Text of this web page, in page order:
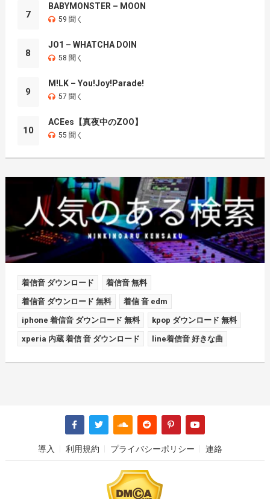
7
BABYMONSTER – MOON
59 聞く
8
JO1 – WHATCHA DOIN
58 聞く
9
M!LK – You!Joy!Parade!
57 聞く
10
ACEes【真夜中のZOO】
55 聞く
着信音 ダウンロード 着信音 無料
着信音 ダウンロード 無料 着信 音 edm
iphone 着信音 ダウンロード 無料 kpop ダウンロード 無料
xperia 内蔵 着信 音 ダウンロード line着信音 好きな曲
導入 利用規約 プライバシーポリシー 連絡